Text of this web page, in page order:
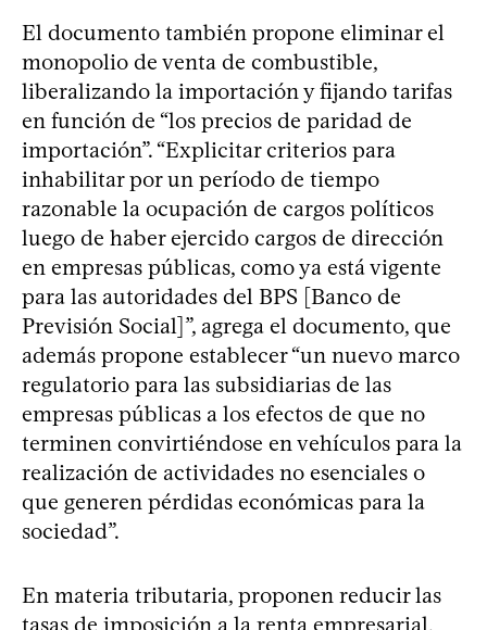
El documento también propone eliminar el
monopolio de venta de combustible,
liberalizando la importación y fijando tarifas
en función de “los precios de paridad de
importación”. “Explicitar criterios para
inhabilitar por un período de tiempo
razonable la ocupación de cargos políticos
luego de haber ejercido cargos de dirección
en empresas públicas, como ya está vigente
para las autoridades del BPS [Banco de
Previsión Social]”, agrega el documento, que
además propone establecer “un nuevo marco
regulatorio para las subsidiarias de las
empresas públicas a los efectos de que no
terminen convirtiéndose en vehículos para la
realización de actividades no esenciales o
que generen pérdidas económicas para la
sociedad”.
En materia tributaria, proponen reducir las
tasas de imposición a la renta empresarial,